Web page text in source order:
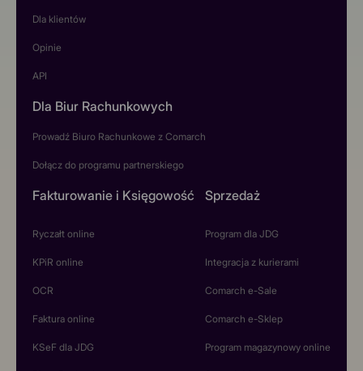
Dla klientów
Opinie
API
Dla Biur Rachunkowych
Prowadź Biuro Rachunkowe z Comarch
Dołącz do programu partnerskiego
Fakturowanie i Księgowość
Ryczałt online
KPiR online
OCR
Faktura online
KSeF dla JDG
Sprzedaż
Program dla JDG
Integracja z kurierami
Comarch e-Sale
Comarch e-Sklep
Program magazynowy online